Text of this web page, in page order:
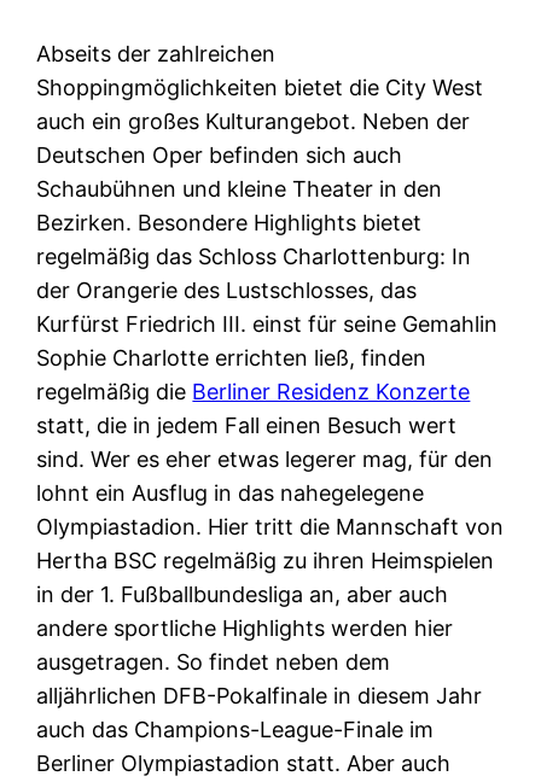
Abseits der zahlreichen
Shoppingmöglichkeiten bietet die City West
auch ein großes Kulturangebot. Neben der
Deutschen Oper befinden sich auch
Schaubühnen und kleine Theater in den
Bezirken. Besondere Highlights bietet
regelmäßig das Schloss Charlottenburg: In
der Orangerie des Lustschlosses, das
Kurfürst Friedrich III. einst für seine Gemahlin
Sophie Charlotte errichten ließ, finden
regelmäßig die Berliner Residenz Konzerte
statt, die in jedem Fall einen Besuch wert
sind. Wer es eher etwas legerer mag, für den
lohnt ein Ausflug in das nahegelegene
Olympiastadion. Hier tritt die Mannschaft von
Hertha BSC regelmäßig zu ihren Heimspielen
in der 1. Fußballbundesliga an, aber auch
andere sportliche Highlights werden hier
ausgetragen. So findet neben dem
alljährlichen DFB-Pokalfinale in diesem Jahr
auch das Champions-League-Finale im
Berliner Olympiastadion statt. Aber auch